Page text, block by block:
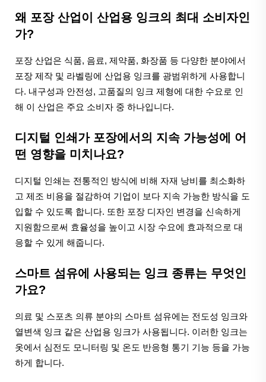
왜 포장 산업이 산업용 잉크의 최대 소비자인
가?
포장 산업은 식품, 음료, 제약품, 화장품 등 다양한 분야에서
포장 제작 및 라벨링에 산업용 잉크를 광범위하게 사용합니
다. 내구성과 안전성, 고품질의 잉크 제형에 대한 수요로 인
해 이 산업은 주요 소비자 중 하나입니다.
디지털 인쇄가 포장에서의 지속 가능성에 어
떤 영향을 미치나요?
디지털 인쇄는 전통적인 방식에 비해 자재 낭비를 최소화하
고 제조 비용을 절감하여 기업이 보다 지속 가능한 방식을 도
입할 수 있도록 합니다. 또한 포장 디자인 변경을 신속하게
지원함으로써 효율성을 높이고 시장 수요에 효과적으로 대
응할 수 있게 해줍니다.
스마트 섬유에 사용되는 잉크 종류는 무엇인
가요?
의료 및 스포츠 의류 분야의 스마트 섬유에는 전도성 잉크와
열변색 잉크 같은 산업용 잉크가 사용됩니다. 이러한 잉크는
옷에서 심전도 모니터링 및 온도 반응형 통기 기능 등을 가능
하게 합니다.